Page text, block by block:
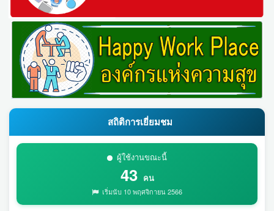
สถิติการเยี่ยมชม
ผู้ใช้งานขณะนี้
43 คน
เริ่มนับ 10 พฤศจิกายน 2566